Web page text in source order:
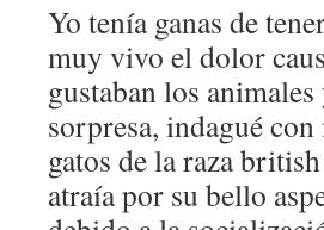
Yo tenía ganas de
muy vivo el dolor
gustaban los
sorpresa, indagué
gatos de la raza
atraía por su bello